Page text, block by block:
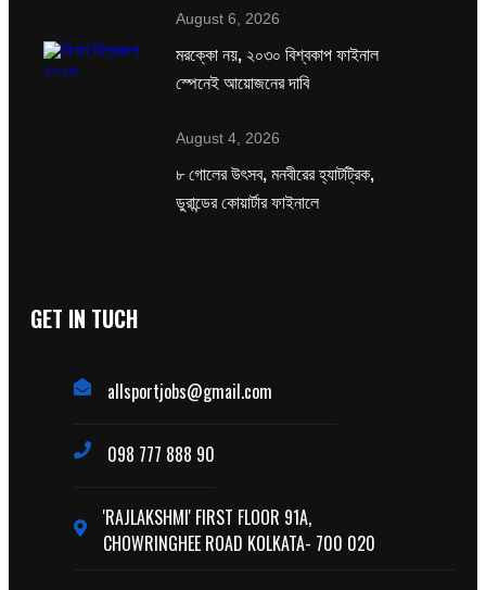
August 6, 2026
মরক্কো নয়, ২০৩০ বিশ্বকাপ ফাইনাল
স্পেনেই আয়োজনের দাবি
August 4, 2026
৮ গোলের উৎসব, মনবীরের হ্যাটট্রিক,
ডুরান্ডের কোয়ার্টার ফাইনালে
GET IN TUCH
allsportjobs@gmail.com
098 777 888 90
'RAJLAKSHMI' FIRST FLOOR 91A,
CHOWRINGHEE ROAD KOLKATA- 700 020